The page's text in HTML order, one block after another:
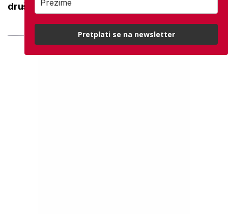
društvu proslavila 75. rođendan
Pretplati se na newsletter